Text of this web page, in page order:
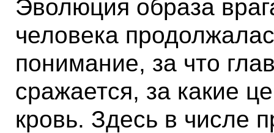
Эволюция образа
человека
понимание, за что
сражается, за какие
кровь. Здесь в числе